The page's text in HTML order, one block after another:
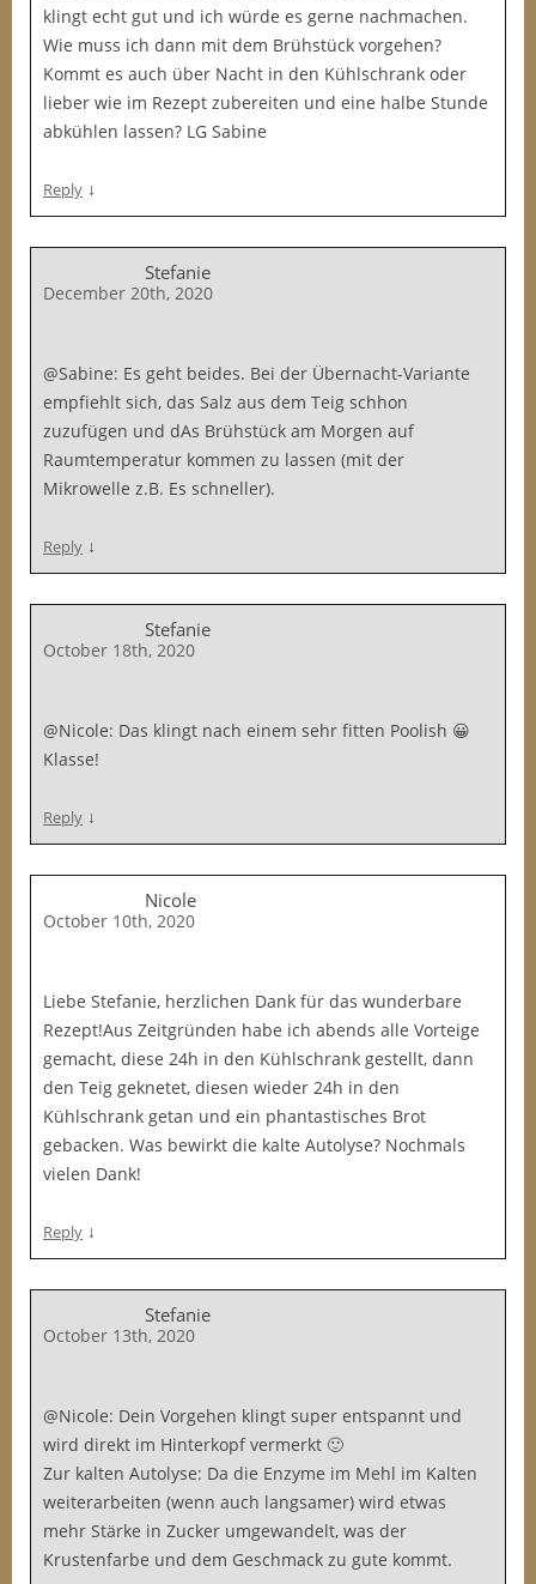
klingt echt gut und ich würde es gerne nachmachen.
Wie muss ich dann mit dem Brühstück vorgehen?
Kommt es auch über Nacht in den Kühlschrank oder
lieber wie im Rezept zubereiten und eine halbe Stunde
abkühlen lassen? LG Sabine
Reply ↓
Stefanie
December 20th, 2020
@Sabine: Es geht beides. Bei der Übernacht-Variante
empfiehlt sich, das Salz aus dem Teig schhon
zuzufügen und dAs Brühstück am Morgen auf
Raumtemperatur kommen zu lassen (mit der
Mikrowelle z.B. Es schneller).
Reply ↓
Stefanie
October 18th, 2020
@Nicole: Das klingt nach einem sehr fitten Poolish 😀
Klasse!
Reply ↓
Nicole
October 10th, 2020
Liebe Stefanie, herzlichen Dank für das wunderbare
Rezept!Aus Zeitgründen habe ich abends alle Vorteige
gemacht, diese 24h in den Kühlschrank gestellt, dann
den Teig geknetet, diesen wieder 24h in den
Kühlschrank getan und ein phantastisches Brot
gebacken. Was bewirkt die kalte Autolyse? Nochmals
vielen Dank!
Reply ↓
Stefanie
October 13th, 2020
@Nicole: Dein Vorgehen klingt super entspannt und
wird direkt im Hinterkopf vermerkt 🙂
Zur kalten Autolyse: Da die Enzyme im Mehl im Kalten
weiterarbeiten (wenn auch langsamer) wird etwas
mehr Stärke in Zucker umgewandelt, was der
Krustenfarbe und dem Geschmack zu gute kommt.